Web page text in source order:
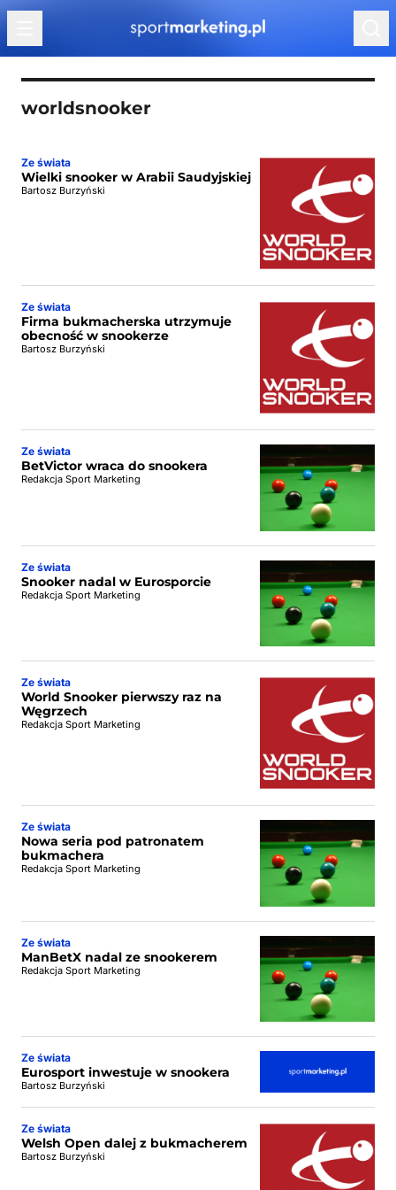
Przejdź do treści
worldsnooker
Ze świata
Wielki snooker w Arabii Saudyjskiej
Bartosz Burzyński
Ze świata
Firma bukmacherska utrzymuje
obecność w snookerze
Bartosz Burzyński
Ze świata
BetVictor wraca do snookera
Redakcja Sport Marketing
Ze świata
Snooker nadal w Eurosporcie
Redakcja Sport Marketing
Ze świata
World Snooker pierwszy raz na
Węgrzech
Redakcja Sport Marketing
Ze świata
Nowa seria pod patronatem
bukmachera
Redakcja Sport Marketing
Ze świata
ManBetX nadal ze snookerem
Redakcja Sport Marketing
Ze świata
Eurosport inwestuje w snookera
Bartosz Burzyński
Ze świata
Welsh Open dalej z bukmacherem
Bartosz Burzyński